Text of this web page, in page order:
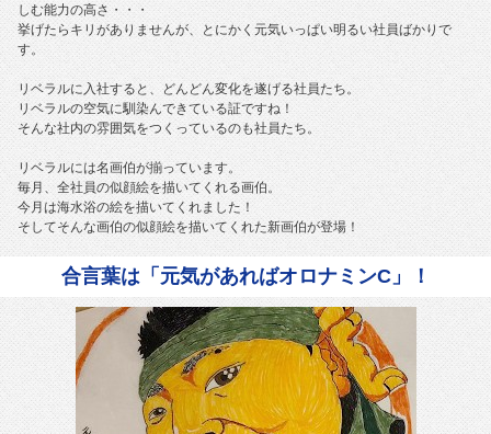
しむ能力の高さ・・・
挙げたらキリがありませんが、とにかく元気いっぱい明るい社員ばかりで
す。
リベラルに入社すると、どんどん変化を遂げる社員たち。
リベラルの空気に馴染んできている証ですね！
そんな社内の雰囲気をつくっているのも社員たち。
リベラルには名画伯が揃っています。
毎月、全社員の似顔絵を描いてくれる画伯。
今月は海水浴の絵を描いてくれました！
そしてそんな画伯の似顔絵を描いてくれた新画伯が登場！
合言葉は「元気があればオロナミンC」！